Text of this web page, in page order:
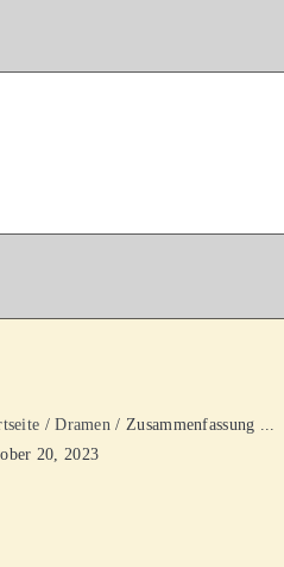
/Dramen / Zusammenfassung ...
20, 2023